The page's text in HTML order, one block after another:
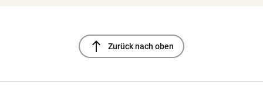
north Zurück nach oben